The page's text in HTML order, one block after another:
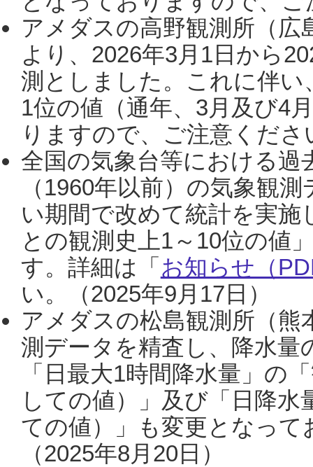
アメダスの高野観測所（
より、2026年3月1日から
測としました。これに伴い
1位の値（通年、3月及び4
りますので、ご注意くだ
全国の気象台等における過
（1960年以前）の気象観
い期間で改めて統計を実
との観測史上1～10位の値
す。詳細は「 お知らせ（
い。（2025年9月17日）
アメダスの松島観測所（熊
測データを精査し、降水
「日最大1時間降水量」の
しての値）」及び「日降
ての値）」も変更となっ
（2025年8月20日）